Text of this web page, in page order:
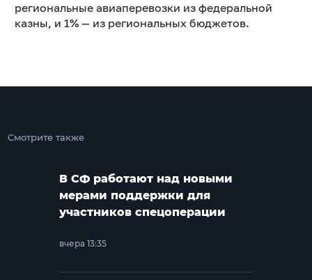
региональные авиаперевозки из федеральной
казны, и 1% — из региональных бюджетов.
Смотрите также
В СФ работают над новыми
мерами поддержки для
участников спецоперации
вчера 13:35